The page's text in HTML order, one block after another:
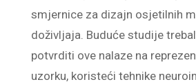
smjernice za dizajn osjetilnih
doživljaja. Buduće studije
potvrditi ove nalaze na
uzorku, koristeći tehnike